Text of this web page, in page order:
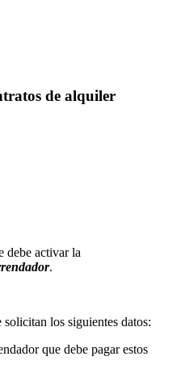
de alquiler
debe activar la
.
los siguientes datos:
que debe pagar estos